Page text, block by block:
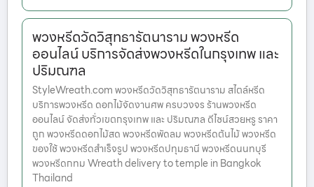
พวงหรีดวัดวิสุทธารัตนาราม พวงหรีด
ออนไลน์ บริการจัดส่งพวงหรีดในกรุงเทพ และ
ปริมณฑล
StyleWreath.com พวงหรีดวัดวิสุทธารัตนาราม สไตล์หรีด
บริการพวงหรีด ดอกไม้จัดงานศพ ครบวงจร ร้านพวงหรีด
ออนไลน์ จัดส่งทั่วเขตกรุงเทพ และ ปริมณฑล ดีไซน์สวยหรู ราคา
ถูก พวงหรีดดอกไม้สด พวงหรีดพัดลม พวงหรีดต้นไม้ พวงหรีด
ของใช้ พวงหรีดสำเร็จรูป พวงหรีดปทุมธานี พวงหรีดนนทบุรี
พวงหรีดกทม Wreath delivery to temple in Bangkok
Thailand